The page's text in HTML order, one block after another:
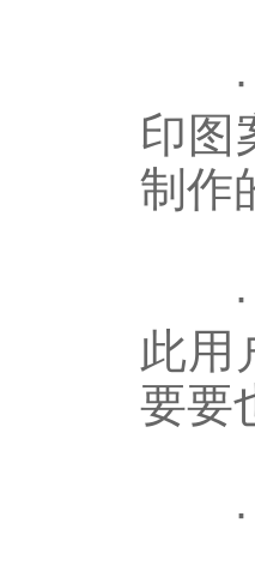
·
印图
制作
·
此用
要要
·